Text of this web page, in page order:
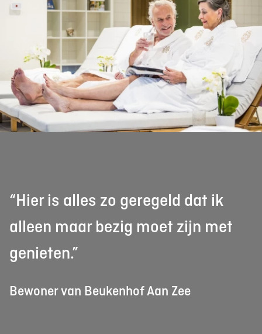
“Hier is alles zo geregeld dat ik
alleen maar bezig moet zijn met
genieten.”
Bewoner van Beukenhof Aan Zee